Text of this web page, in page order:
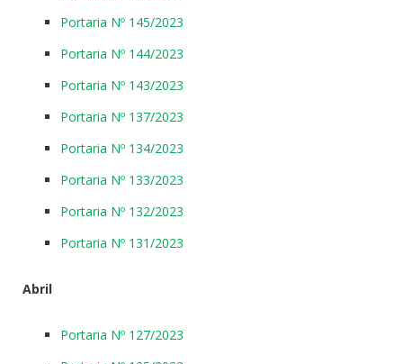
Portaria Nº 145/2023
Portaria Nº 144/2023
Portaria Nº 143/2023
Portaria Nº 137/2023
Portaria Nº 134/2023
Portaria Nº 133/2023
Portaria Nº 132/2023
Portaria Nº 131/2023
Abril
Portaria Nº 127/2023